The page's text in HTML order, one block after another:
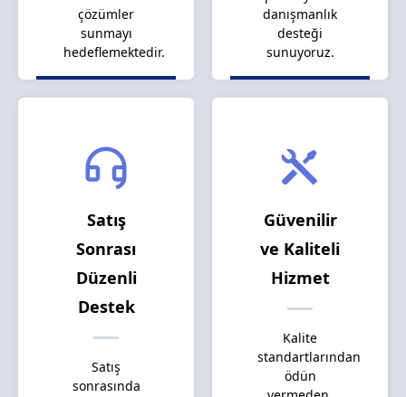
çözümler
sunmayı
hedeflemektedir.
danışmanlık
desteği
sunuyoruz.
Satış
Sonrası
Düzenli
Destek
Satış
sonrasında
Güvenilir
ve Kaliteli
Hizmet
Kalite
standartlarından
ödün